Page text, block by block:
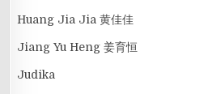
Huang Jia Jia 黄佳佳
Jiang Yu Heng 姜育恒
Judika